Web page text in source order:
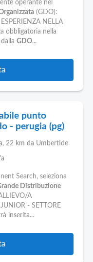
operante nel
(GDO):
NELLA
obbligatoria nella
GDO...
punto
- perugia (pg)
, 22 km da Umbertide
Search, seleziona
Distribuzione
A
- SETTORE
inserita...